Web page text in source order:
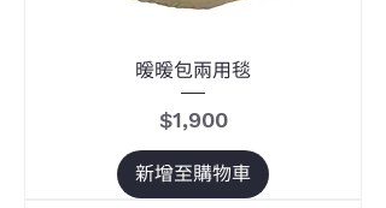
暖暖包兩用毯
價格
$1,900
新增至購物車